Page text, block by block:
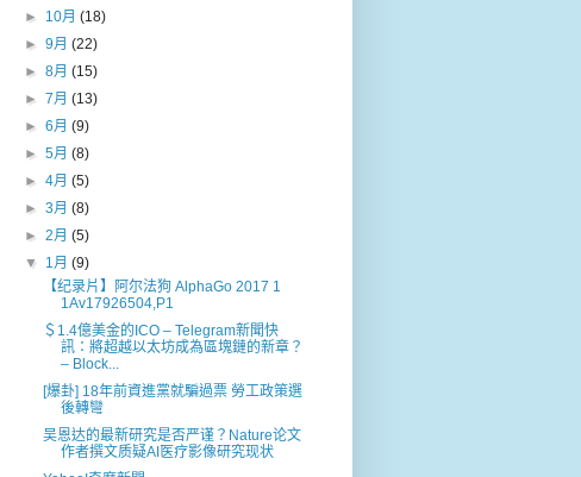
► 10月(18)
►9月(22)
►8月(15)
►7月(13)
►6月(9)
►5月(8)
►4月(5)
►3月(8)
►2月(5)
▼ 1月(9)
【纪录片】阿尔法狗 AlphaGo 2017 1
1Av17926504,P1
＄1.4億美金的ICO – Telegram新聞快
訊：將超越以太坊成為區塊鏈的新章？
– Block...
[爆卦] 18年前資進黨就騙過票 勞工政策選
後轉彎
吴恩达的最新研究是否严谨？Nature论文
作者撰文质疑AI医疗影像研究现状